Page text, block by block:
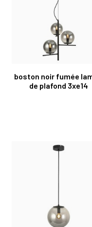
boston noir fumée
de plafond 3xe14